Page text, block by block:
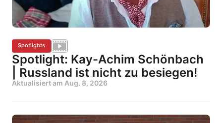
Spotlights
Spotlight: Kay-Achim Schönbach
| Russland ist nicht zu besiegen!
Aktualisiert am Aug. 8, 2026